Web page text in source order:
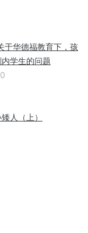
于华德福教育下，孩
学生的问题
人（上）